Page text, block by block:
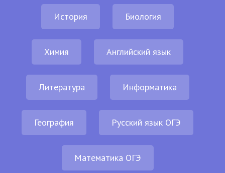
История Биология
Химия Английский язык
Литература Информатика
География Русский язык ОГЭ
Математика ОГЭ